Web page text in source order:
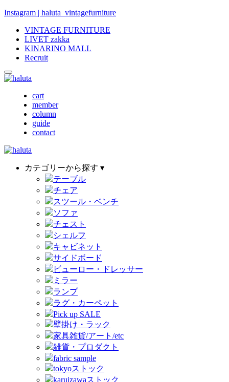
Instagram | haluta_vintagefurniture
VINTAGE FURNITURE
LIVET zakka
KINARINO MALL
Recruit
cart
member
column
guide
contact
カテゴリーから探す ▾
テーブル
チェア
スツール・ベンチ
ソファ
チェスト
シェルフ
キャビネット
サイドボード
ビューロー・ドレッサー
ミラー
ランプ
ラグ・カーペット
Pick up SALE
壁掛け・ラック
家具雑貨/アート/etc
雑貨・プロダクト
fabric sample
tokyoストック
karuizawaストック